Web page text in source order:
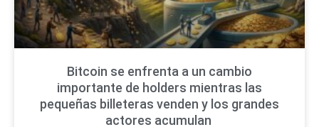
Bitcoin se enfrenta a un cambio
importante de holders mientras las
pequeñas billeteras venden y los grandes
actores acumulan